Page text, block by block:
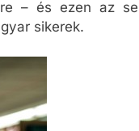
– és ezen az se
sikerek.